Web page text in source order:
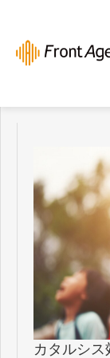
カタルシ